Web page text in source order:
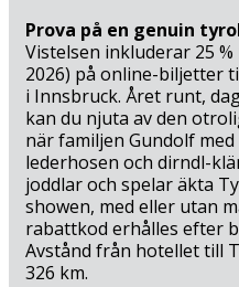
Prova på en genuin
Vistelsen inkluderar 25
2026) på online-biljetter
i Innsbruck. Året runt,
kan du njuta av den
när familjen Gundolf
lederhosen och dirndl-
joddlar och spelar äkta
showen, med eller utan
rabattkod erhålles efter
Avstånd från hotellet till
326 km.